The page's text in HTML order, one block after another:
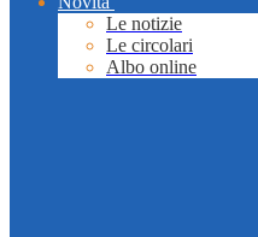
Le notizie
Le circolari
Albo online